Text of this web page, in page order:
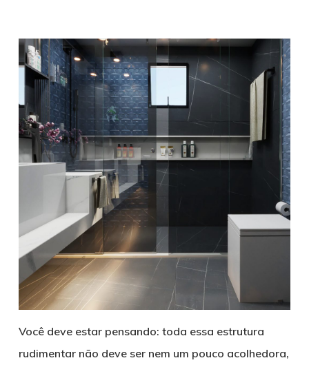
Você deve estar pensando: toda essa estrutura
rudimentar não deve ser nem um pouco acolhedora,